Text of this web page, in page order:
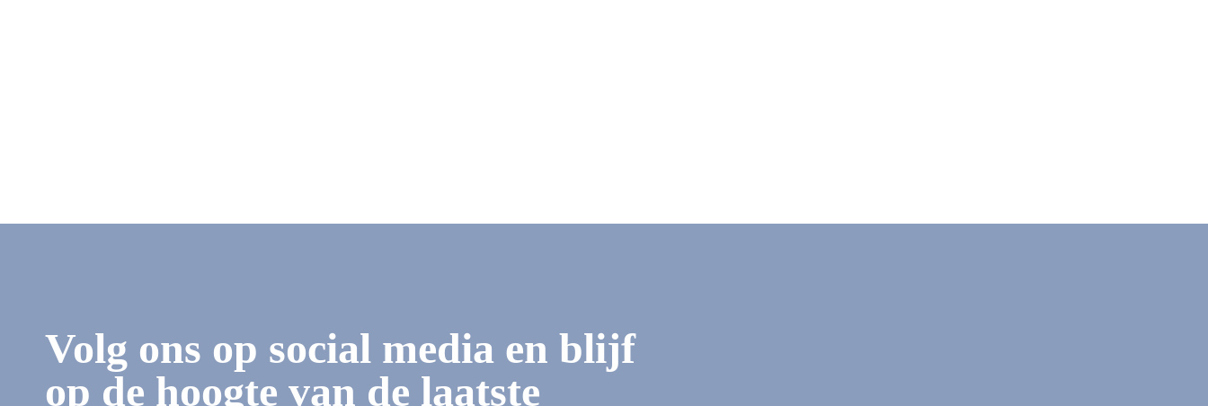
Volg ons op social media en blijf
op de hoogte van de laatste